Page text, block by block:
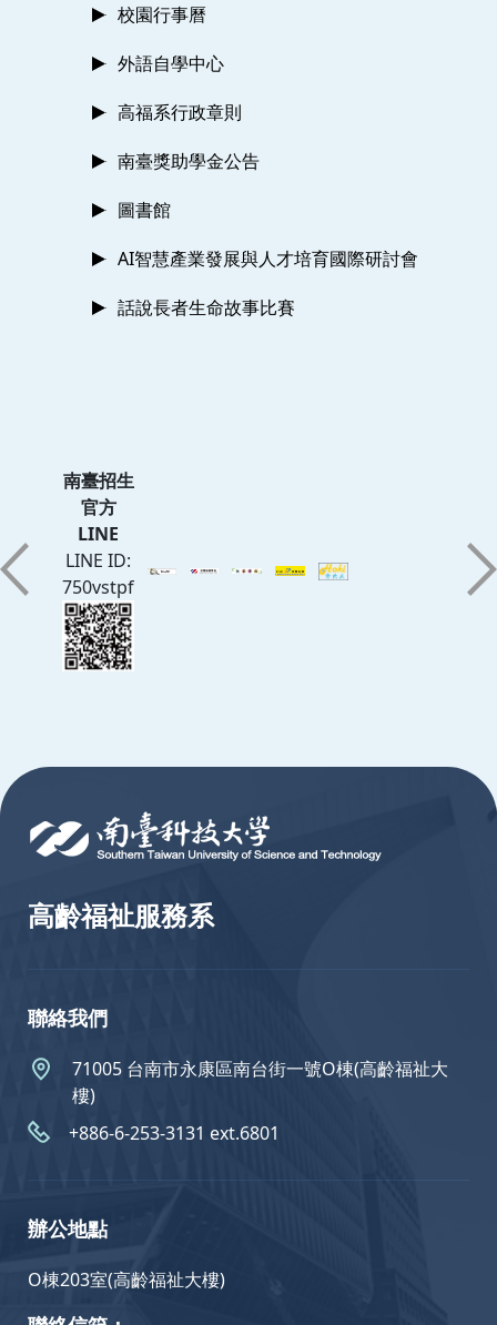
校園行事曆
外語自學中心
高福系行政章則
南臺獎助學金公告
圖書館
AI智慧產業發展與人才培育國際研討會
話說長者生命故事比賽
南臺招生
官方
LINE
LINE ID:
750vstpf
高齡福祉服務系
聯絡我們
71005 台南市永康區南台街一號O棟(高齡福祉大
樓)
+886-6-253-3131 ext.6801
辦公地點
O棟203室(高齡福祉大樓)